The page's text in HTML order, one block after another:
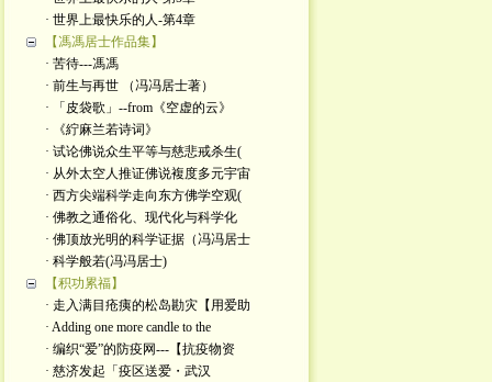
· 世界上最快乐的人-第4章
【馮馮居士作品集】
· 苦待---馮馮
· 前生与再世 （冯冯居士著）
· 「皮袋歌」--from《空虚的云》
· 《紵麻兰若诗词》
· 试论佛说众生平等与慈悲戒杀生(
· 从外太空人推证佛说複度多元宇宙
· 西方尖端科学走向东方佛学空观(
· 佛教之通俗化、现代化与科学化
· 佛顶放光明的科学证据（冯冯居士
· 科学般若(冯冯居士)
【积功累福】
· 走入满目疮痍的松岛勘灾【用爱助
· Adding one more candle to the
· 编织“爱”的防疫网---【抗疫物资
· 慈济发起「疫区送爱・武汉